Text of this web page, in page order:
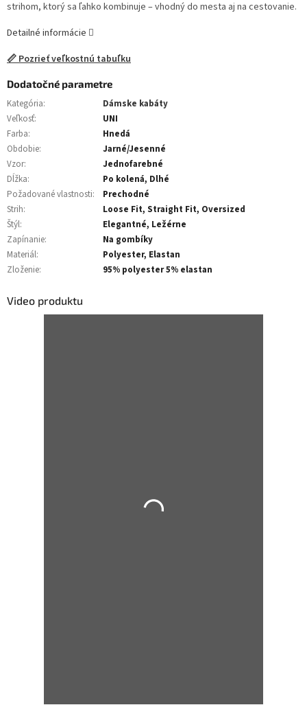
strihom, ktorý sa ľahko kombinuje – vhodný do mesta aj na cestovanie.
Detailné informácie
📏 Pozrieť veľkostnú tabuľku
Dodatočné parametre
Kategória:
Dámske kabáty
Veľkosť:
UNI
Farba:
Hnedá
Obdobie:
Jarné/Jesenné
Vzor:
Jednofarebné
Dĺžka:
Po kolená, Dlhé
Požadované vlastnosti:
Prechodné
Strih:
Loose Fit, Straight Fit, Oversized
Štýl:
Elegantné, Ležérne
Zapínanie:
Na gombíky
Materiál:
Polyester, Elastan
Zloženie: 95% polyester 5% elastan
Video produktu